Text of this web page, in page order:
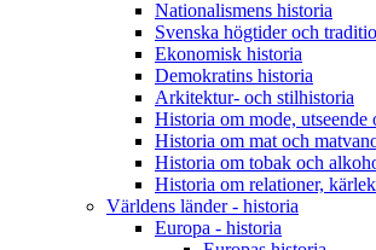
Nationalismens historia
Svenska högtider och
Ekonomisk historia
Demokratins historia
Arkitektur- och stilhistoria
Historia om mode, utseende
Historia om mat och
Historia om tobak och
Historia om relationer,
Världens länder - historia
Europa - historia